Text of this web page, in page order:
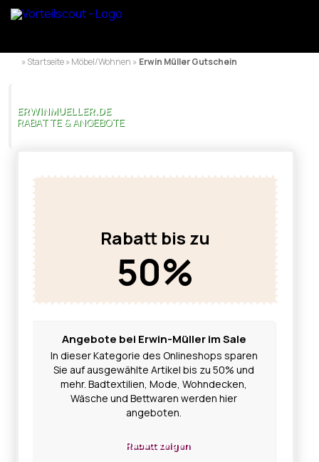
» Startseite » Möbel/Wohnen » Erwin Müller Gutschein
ERWINMUELLER.DE
RABATTE & ANGEBOTE
Rabatt bis zu
50%
Angebote bei Erwin-Müller im Sale
In dieser Kategorie des Onlineshops sparen
Sie auf ausgewählte Artikel bis zu 50% und
mehr. Badtextilien, Mode, Wohndecken,
Wäsche und Bettwaren werden hier
angeboten.
Rabatt zeigen